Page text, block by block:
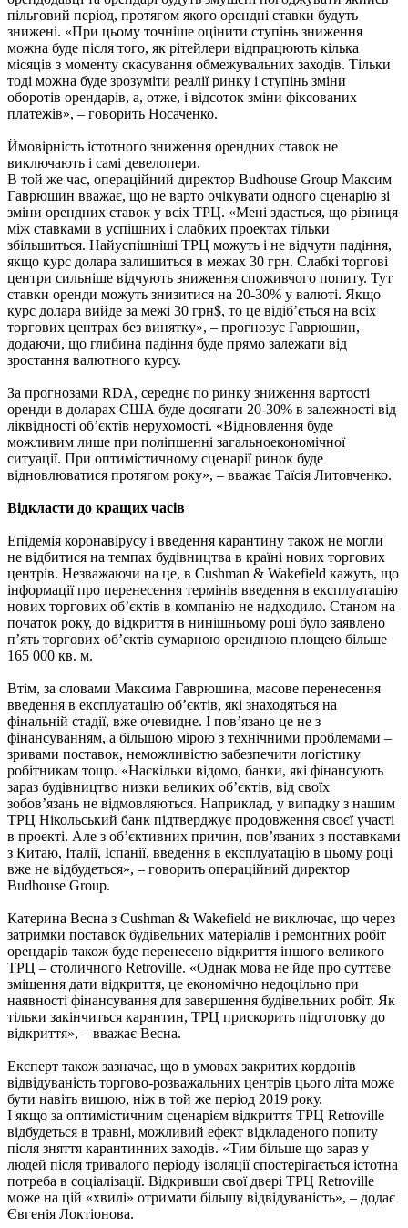
пільговий період, протягом якого орендні ставки будуть
знижені. «При цьому точніше оцінити ступінь зниження
можна буде після того, як рітейлери відпрацюють кілька
місяців з моменту скасування обмежувальних заходів. Тільки
тоді можна буде зрозуміти реалії ринку і ступінь зміни
оборотів орендарів, а, отже, і відсоток зміни фіксованих
платежів», – говорить Носаченко.
Ймовірність істотного зниження орендних ставок не
виключають і самі девелопери.
В той же час, операційний директор Budhouse Group Максим
Гаврюшин вважає, що не варто очікувати одного сценарію зі
зміни орендних ставок у всіх ТРЦ. «Мені здається, що різниця
між ставками в успішних і слабких проектах тільки
збільшиться. Найуспішніші ТРЦ можуть і не відчути падіння,
якщо курс долара залишиться в межах 30 грн. Слабкі торгові
центри сильніше відчують зниження споживчого попиту. Тут
ставки оренди можуть знизитися на 20-30% у валюті. Якщо
курс долара вийде за межі 30 грн$, то це відіб’ється на всіх
торгових центрах без винятку», – прогнозує Гаврюшин,
додаючи, що глибина падіння буде прямо залежати від
зростання валютного курсу.
За прогнозами RDA, середнє по ринку зниження вартості
оренди в доларах США буде досягати 20-30% в залежності від
ліквідності об’єктів нерухомості. «Відновлення буде
можливим лише при поліпшенні загальноекономічної
ситуації. При оптимістичному сценарії ринок буде
відновлюватися протягом року», – вважає Таїсія Литовченко.
Відкласти до кращих часів
Епідемія коронавірусу і введення карантину також не могли
не відбитися на темпах будівництва в країні нових торгових
центрів. Незважаючи на це, в Cushman & Wakefield кажуть, що
інформації про перенесення термінів введення в експлуатацію
нових торгових об’єктів в компанію не надходило. Станом на
початок року, до відкриття в нинішньому році було заявлено
п’ять торгових об’єктів сумарною орендною площею більше
165 000 кв. м.
Втім, за словами Максима Гаврюшина, масове перенесення
введення в експлуатацію об’єктів, які знаходяться на
фінальній стадії, вже очевидне. І пов’язано це не з
фінансуванням, а більшою мірою з технічними проблемами –
зривами поставок, неможливістю забезпечити логістику
робітникам тощо. «Наскільки відомо, банки, які фінансують
зараз будівництво низки великих об’єктів, від своїх
зобов’язань не відмовляються. Наприклад, у випадку з нашим
ТРЦ Нікольський банк підтверджує продовження своєї участі
в проекті. Але з об’єктивних причин, пов’язаних з поставками
з Китаю, Італії, Іспанії, введення в експлуатацію в цьому році
вже не відбудеться», – говорить операційний директор
Budhouse Group.
Катерина Весна з Cushman & Wakefield не виключає, що через
затримки поставок будівельних матеріалів і ремонтних робіт
орендарів також буде перенесено відкриття іншого великого
ТРЦ – столичного Retroville. «Однак мова не йде про суттєве
зміщення дати відкриття, це економічно недоцільно при
наявності фінансування для завершення будівельних робіт. Як
тільки закінчиться карантин, ТРЦ прискорить підготовку до
відкриття», – вважає Весна.
Експерт також зазначає, що в умовах закритих кордонів
відвідуваність торгово-розважальних центрів цього літа може
бути навіть вищою, ніж в той же період 2019 року.
І якщо за оптимістичним сценарієм відкриття ТРЦ Retroville
відбудеться в травні, можливий ефект відкладеного попиту
після зняття карантинних заходів. «Тим більше що зараз у
людей після тривалого періоду ізоляції спостерігається істотна
потреба в соціалізації. Відкривши свої двері ТРЦ Retroville
може на цій «хвилі» отримати більшу відвідуваність», – додає
Євгенія Локтіонова.